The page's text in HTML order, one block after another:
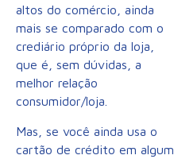
altos do comércio, ainda
mais se comparado com o
crediário próprio da loja,
que é, sem dúvidas, a
melhor relação
consumidor/loja.
Mas, se você ainda usa o
cartão de crédito em algum